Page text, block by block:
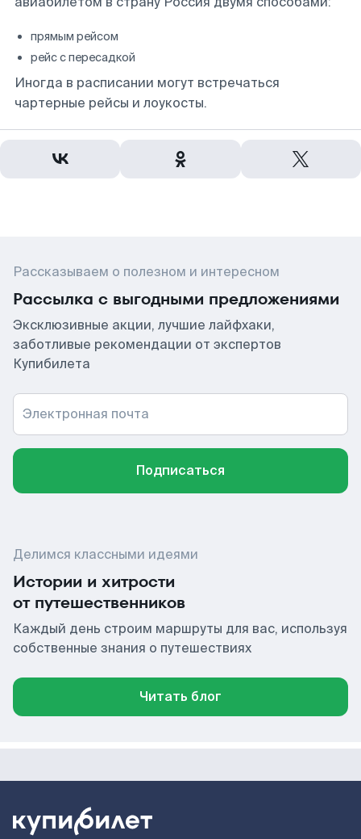
прямым рейсом
рейс с пересадкой
Иногда в расписании могут встречаться
чартерные рейсы и лоукосты.
Рассказываем о полезном и интересном
Рассылка с выгодными предложениями
Эксклюзивные акции, лучшие лайфхаки,
заботливые рекомендации от экспертов
Купибилета
Электронная почта
Подписаться
Делимся классными идеями
Истории и хитрости
от путешественников
Каждый день строим маршруты для вас, используя
собственные знания о путешествиях
Читать блог